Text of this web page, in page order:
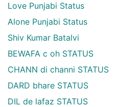
Love Punjabi Status
Alone Punjabi Status
Shiv Kumar Batalvi
BEWAFA c oh STATUS
CHANN di channi STATUS
DARD bhare STATUS
DIL de lafaz STATUS